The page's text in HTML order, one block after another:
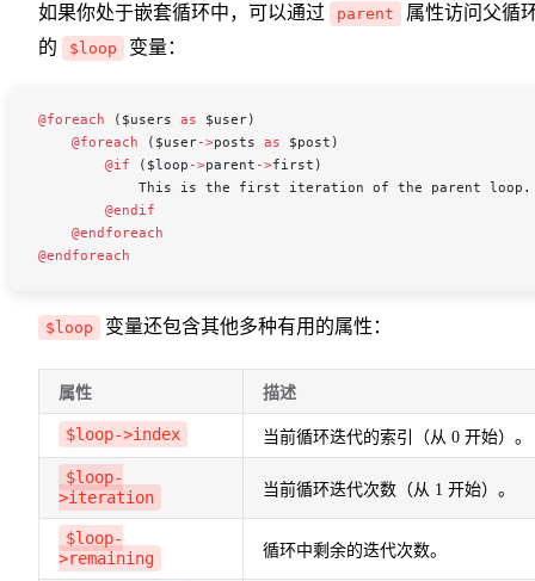
如果你处于嵌套循环中，可以通过 parent
属性访问父循
的
$loop 变量：
@foreach ( $users as $user)
    @foreach
( $user->posts as $post )
        @if
( $loop ->parent ->first )
            This is the first iteration of the parent loop.
        @endif
    @endforeach
@endforeach
$loop 变量还包含其他多种有用的属性：
属性 描述
$loop->index 当前循环迭代的索引（从 0 开始）。
$loop-
>iteration
当前循环迭代次数（从 1 开始）。
$loop-
>remaining
循环中剩余的迭代次数。